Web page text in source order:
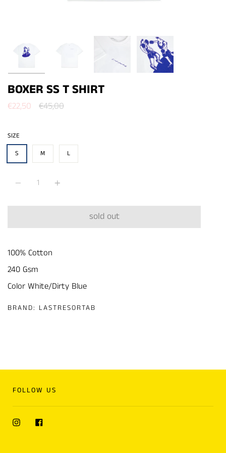
BOXER SS T SHIRT
€22,50 Prezzo
€45,00
SIZE
S M L
sold out
100% Cotton
240 Gsm
Color White/Dirty Blue
BRAND: LASTRESORTAB
FOLLOW US
InstagramFacebook